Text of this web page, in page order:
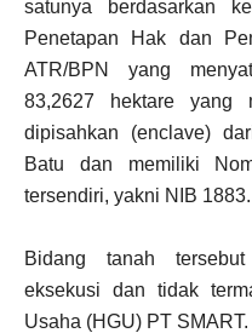
satunya berdasarkan
Penetapan Hak dan
ATR/BPN yang
83,2627 hektare yang
dipisahkan (enclave)
Batu dan memiliki
tersendiri, yakni NIB 1883.
Bidang tanah
eksekusi dan tidak
Usaha (HGU) PT SMART.